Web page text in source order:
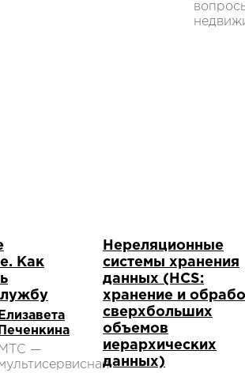
Как
Елизавета
Печенкина
МТС —
Нереляционные
системы хранения
данных (HCS:
хранение и
сверхбольших
объемов
иерархических
данных)